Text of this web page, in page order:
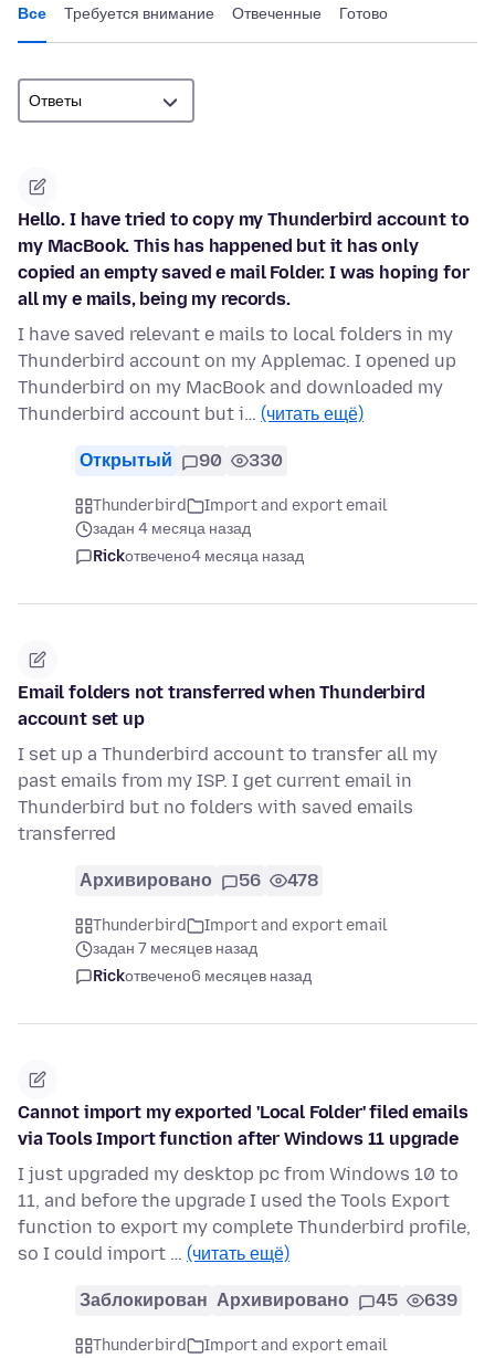
Все Требуется внимание Отвеченные Готово
Hello. I have tried to copy my Thunderbird account to
my MacBook. This has happened but it has only
copied an empty saved e mail Folder. I was hoping for
all my e mails, being my records.
I have saved relevant e mails to local folders in my
Thunderbird account on my Applemac. I opened up
Thunderbird on my MacBook and downloaded my
Thunderbird account but i… (читать ещё)
Открытый 90 330
Thunderbird
Import and export email
задан 4 месяца назад
Rickотвечено4 месяца назад
Email folders not transferred when Thunderbird
account set up
I set up a Thunderbird account to transfer all my
past emails from my ISP. I get current email in
Thunderbird but no folders with saved emails
transferred
Архивировано 56 478
Thunderbird
Import and export email
задан 7 месяцев назад
Rickотвечено6 месяцев назад
Cannot import my exported 'Local Folder' filed emails
via Tools Import function after Windows 11 upgrade
I just upgraded my desktop pc from Windows 10 to
11, and before the upgrade I used the Tools Export
function to export my complete Thunderbird profile,
so I could import … (читать ещё)
Заблокирован Архивировано 45 639
Thunderbird
Import and export email